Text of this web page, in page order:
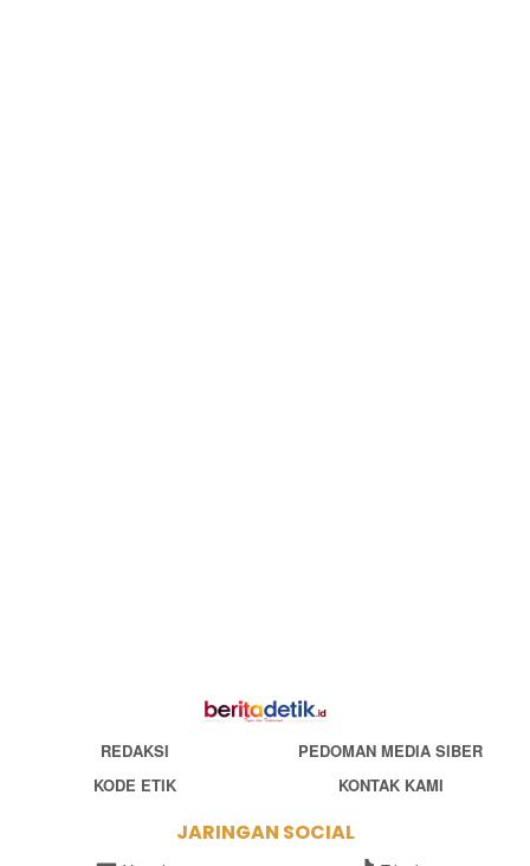
REDAKSI
PEDOMAN MEDIA SIBER
KODE ETIK
KONTAK KAMI
JARINGAN SOCIAL